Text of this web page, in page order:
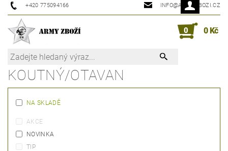
+420 775094166 INFO@ARMYZBOZI.CZ
0 0 Kč
KOUTNÝ/OTAVAN
NA SKLADĚ
AKCE
NOVINKA
TIP